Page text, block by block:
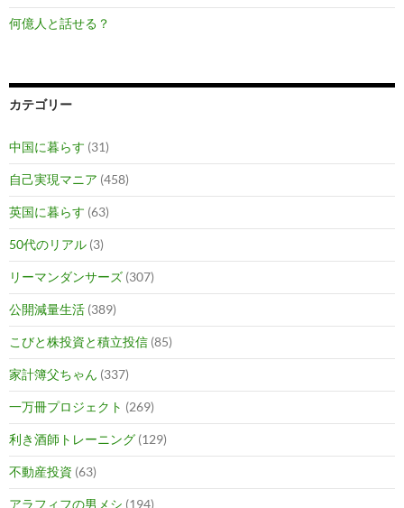
何億人と話せる？
カテゴリー
中国に暮らす (31)
自己実現マニア (458)
英国に暮らす (63)
50代のリアル (3)
リーマンダンサーズ (307)
公開減量生活 (389)
こびと株投資と積立投信 (85)
家計簿父ちゃん (337)
一万冊プロジェクト (269)
利き酒師トレーニング (129)
不動産投資 (63)
アラフィフの男メシ (194)